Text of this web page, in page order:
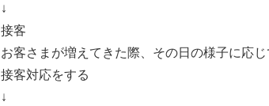
↓
接客
お客さまが増えてきた際、その日の様子に応
接客対応をする
↓